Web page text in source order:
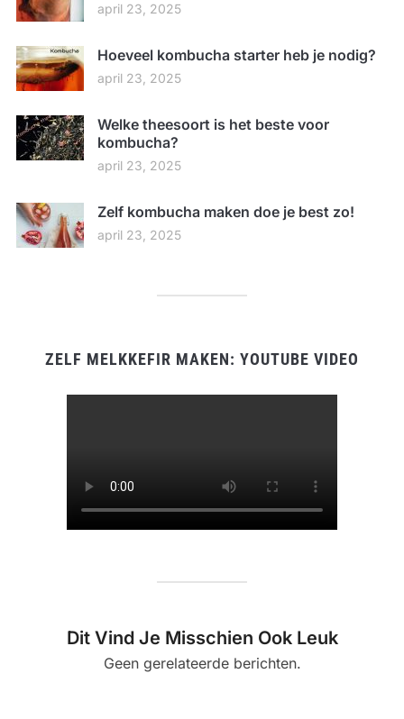
april 23, 2025
Hoeveel kombucha starter heb je nodig?
april 23, 2025
Welke theesoort is het beste voor
kombucha?
april 23, 2025
Zelf kombucha maken doe je best zo!
april 23, 2025
ZELF MELKKEFIR MAKEN: YOUTUBE VIDEO
Dit Vind Je Misschien Ook Leuk
Geen gerelateerde berichten.